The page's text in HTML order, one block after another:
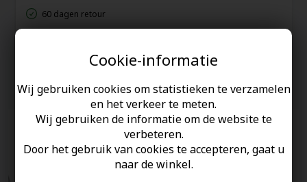
Cookie-informatie
Wij gebruiken cookies om statistieken te verzamelen
en het verkeer te meten.
Wij gebruiken de informatie om de website te
verbeteren.
Door het gebruik van cookies te accepteren, gaat u
naar de winkel.
60 dagen retour
Anderen gekocht hebben ook